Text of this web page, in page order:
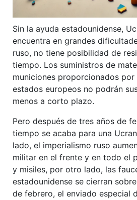
Sin la ayuda estadounidense,
encuentra en grandes
ruso, no tiene posibilidad de
tiempo. Los suministros de
municiones proporcionados
estados europeos no podrán
menos a corto plazo.
Pero después de tres años de
tiempo se acaba para una
lado, el imperialismo ruso
militar en el frente y en todo el
y misiles, por otro lado, las
estadounidense se cierran
de febrero, el enviado especial